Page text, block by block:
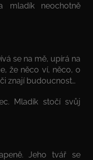
mladík neochotně
se na mě, upírá na
že něco ví, něco, o
znají budoucnost…
Mladík stočí svůj
Jeho tvář se